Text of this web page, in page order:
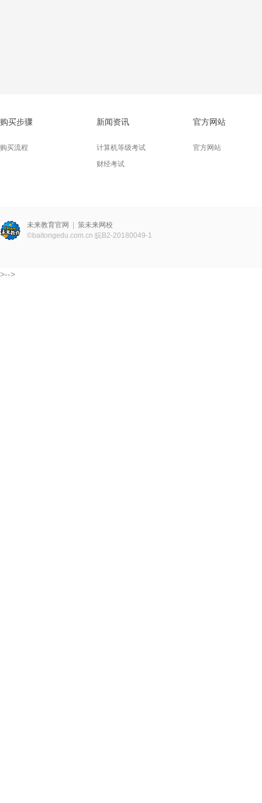
购买步骤
购买流程
新闻资讯
计算机等级考试
财经考试
官方网站
官方网站
未来教育官网
策未来网校
©baitongedu.com.cn 皖B2-20180049-1
>-->